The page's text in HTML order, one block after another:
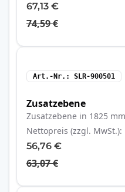
67,13 €
74,59 €
Art.-Nr. SLR-900501
Zusatzebene
Zusatzebene in 1825
Nettopreis (zzgl. MwSt.)
56,76 €
63,07 €